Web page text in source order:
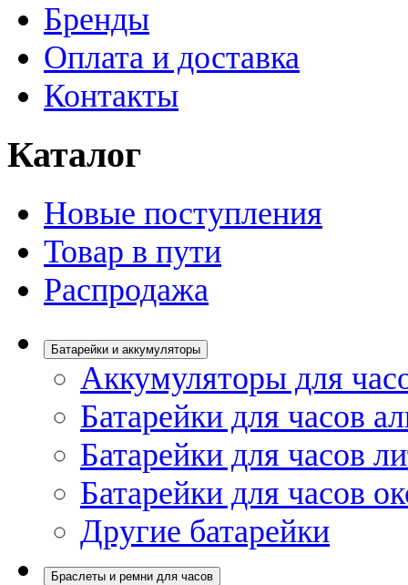
Бренды
Оплата и доставка
Контакты
Каталог
Новые поступления
Товар в пути
Распродажа
Батарейки и аккумуляторы
Аккумуляторы для
Батарейки для часов
Батарейки для часов
Батарейки для часов
Другие батарейки
Браслеты и ремни для часов